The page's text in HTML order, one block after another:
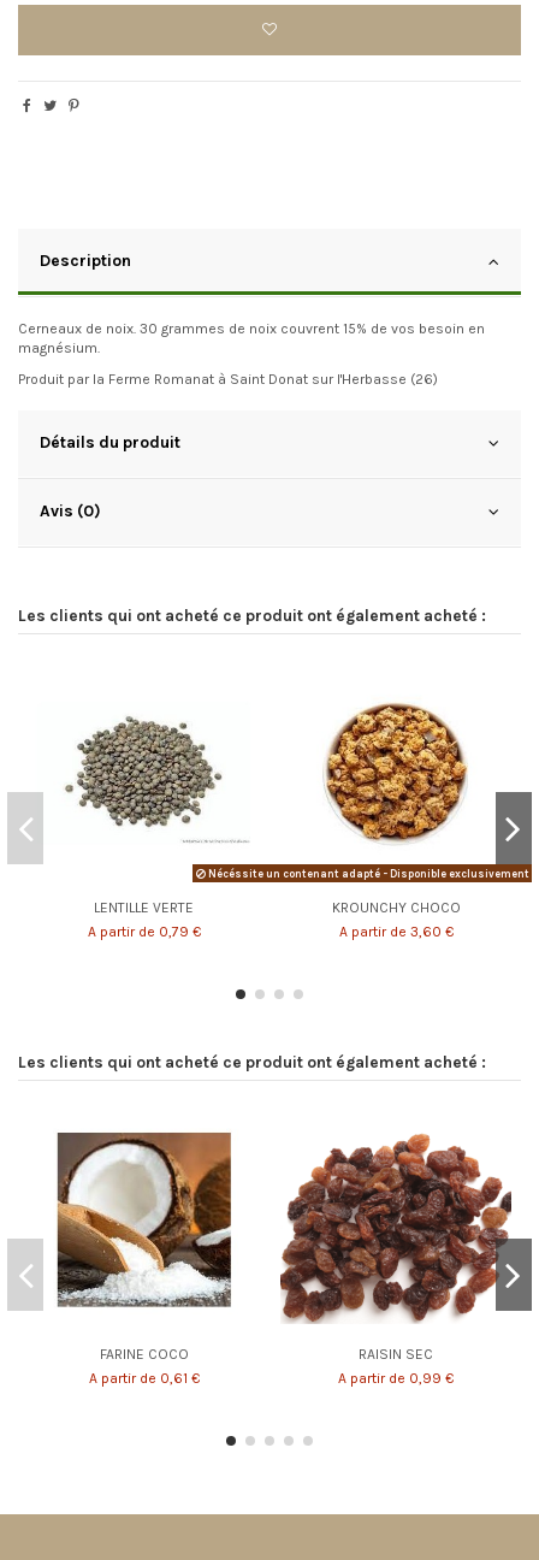
Description
Cerneaux de noix. 30 grammes de noix couvrent 15% de vos besoin en
magnésium.
Produit par la Ferme Romanat à Saint Donat sur l'Herbasse (26)
Détails du produit
Avis (0)
Les clients qui ont acheté ce produit ont également acheté :
LENTILLE VERTE
A partir de 0,79 €
Nécéssite un contenant adapté - Disponible exclusivement
KROUNCHY CHOCO
A partir de 3,60 €
Les clients qui ont acheté ce produit ont également acheté :
FARINE COCO
A partir de 0,61 €
RAISIN SEC
A partir de 0,99 €